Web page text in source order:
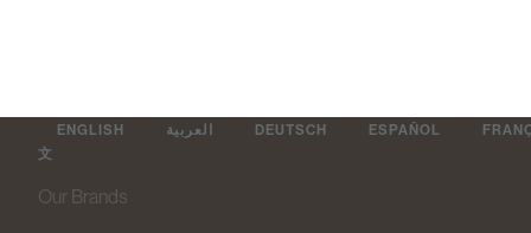
ENGLISH العربية DEUTSCH ESPAÑOL
文
Our Brands